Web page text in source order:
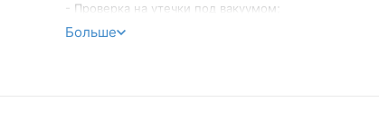
- Проверка на утечки под вакуумом;
- Заправка системы новым маслом или
- Заправка хладагента ( для точной заправки
Больше